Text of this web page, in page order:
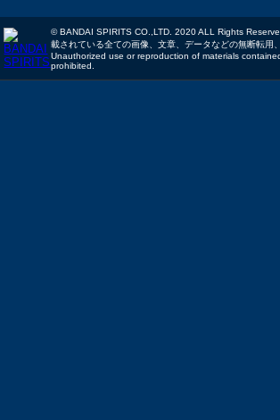
© BANDAI SPIRITS CO.,LTD. 2020 ALL Rights
載されている全ての画像、文章、データなどの無断転用
Unauthorized use or reproduction of materials
prohibited.